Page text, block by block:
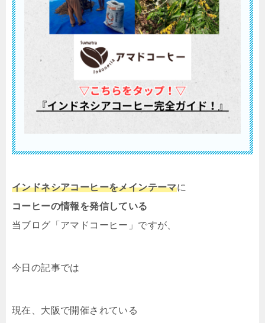
インドネシアコーヒーをメインテーマに
コーヒーの情報を発信している
当ブログ「アマドコーヒー」ですが、
今日の記事では
現在、大阪で開催されている